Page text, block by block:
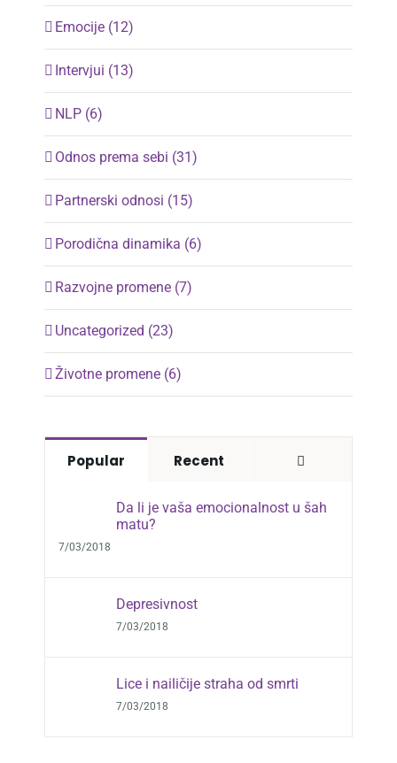
Emocije (12)
Intervjui (13)
NLP (6)
Odnos prema sebi (31)
Partnerski odnosi (15)
Porodična dinamika (6)
Razvojne promene (7)
Uncategorized (23)
Životne promene (6)
Popular Recent
Da li je vaša emocionalnost u šah
matu?
7/03/2018
Depresivnost
7/03/2018
Lice i nailičije straha od smrti
7/03/2018